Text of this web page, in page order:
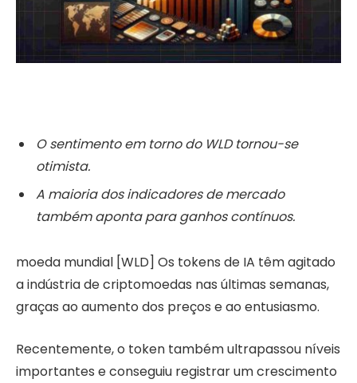
O sentimento em torno do WLD tornou-se
otimista.
A maioria dos indicadores de mercado
também aponta para ganhos contínuos.
moeda mundial [WLD] Os tokens de IA têm agitado
a indústria de criptomoedas nas últimas semanas,
graças ao aumento dos preços e ao entusiasmo.
Recentemente, o token também ultrapassou níveis
importantes e conseguiu registrar um crescimento